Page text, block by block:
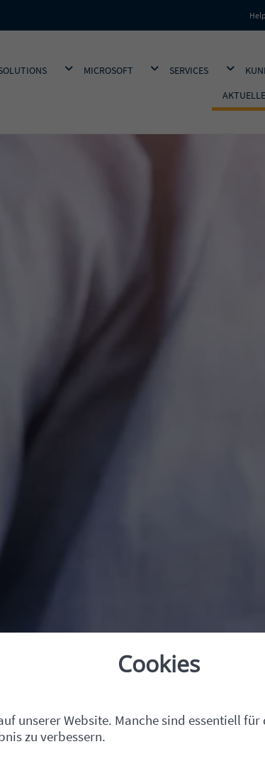
DROPDOWN ÖFFNEN
MICROSOFT DROPDOWN ÖFFNEN
SERVICES
Cookies
unserer Website. Manche sind essentiell
zu verbessern.